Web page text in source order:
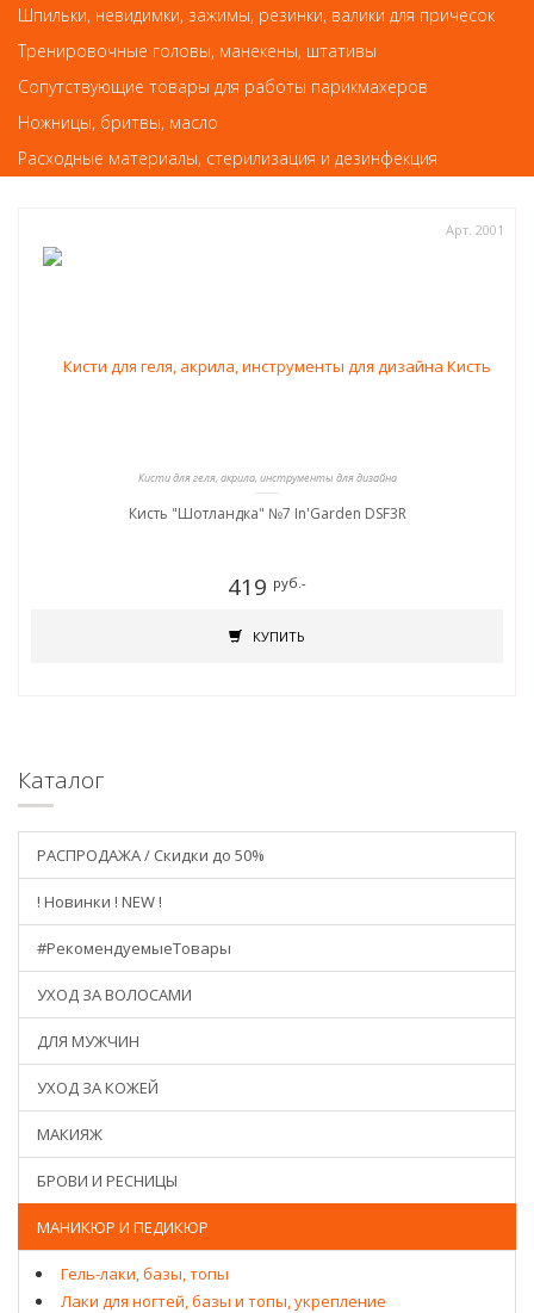
КУПИТЬ
Арт. 2001
Кисти для геля, акрила, инструменты для дизайна
Кисть "Шотландка" №7 In'Garden DSF3R
419 руб.-
КУПИТЬ
Каталог
РАСПРОДАЖА / Скидки до 50%
! Новинки ! NEW !
#РекомендуемыеТовары
УХОД ЗА ВОЛОСАМИ
ДЛЯ МУЖЧИН
УХОД ЗА КОЖЕЙ
МАКИЯЖ
БРОВИ И РЕСНИЦЫ
МАНИКЮР И ПЕДИКЮР
Гель-лаки, базы, топы
Лаки для ногтей, базы и топы, укрепление
Шпильки, невидимки, зажимы, резинки, валики для причесок
Тренировочные головы, манекены, штативы
Сопутствующие товары для работы парикмахеров
Ножницы, бритвы, масло
Расходные материалы, стерилизация и дезинфекция